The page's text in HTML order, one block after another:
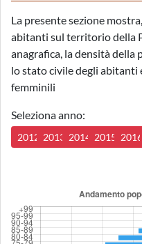
La presente sezione
abitanti sul territorio della
anagrafica, la densità della
lo stato civile degli abitanti
femminili
Seleziona anno:
2012 2013 2014 2015 2016